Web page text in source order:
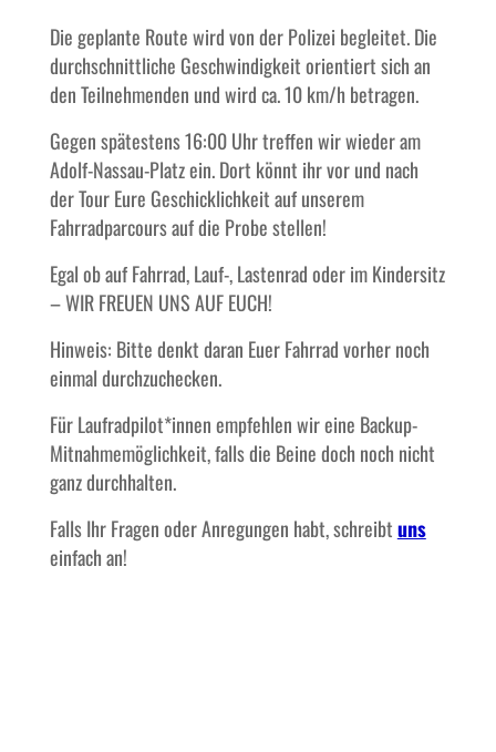
Die geplante Route wird von der Polizei begleitet. Die
durchschnittliche Geschwindigkeit orientiert sich an
den Teilnehmenden und wird ca. 10 km/h betragen.
Gegen spätestens 16:00 Uhr treffen wir wieder am
Adolf-Nassau-Platz ein. Dort könnt ihr vor und nach
der Tour Eure Geschicklichkeit auf unserem
Fahrradparcours auf die Probe stellen!
Egal ob auf Fahrrad, Lauf-, Lastenrad oder im Kindersitz
– WIR FREUEN UNS AUF EUCH!
Hinweis: Bitte denkt daran Euer Fahrrad vorher noch
einmal durchzuchecken.
Für Laufradpilot*innen empfehlen wir eine Backup-
Mitnahmemöglichkeit, falls die Beine doch noch nicht
ganz durchhalten.
Falls Ihr Fragen oder Anregungen habt, schreibtuns
einfach an!